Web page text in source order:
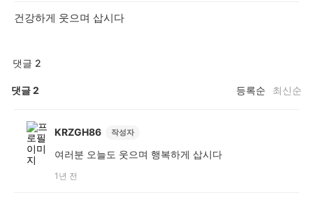
건강하게 웃으며 삽시다
댓글 2
댓글2 등록순 최신순
KRZGH86 작성자
여러분 오늘도 웃으며 행복하게 삽시다
1년 전